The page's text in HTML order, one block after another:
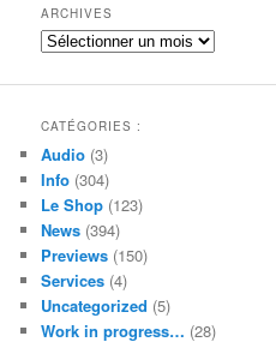
h
e
ARCHIVES
Archives
CATÉGORIES :
Audio (3)
Info (304)
Le Shop (123)
News (394)
Previews (150)
Services (4)
Uncategorized (5)
Work in progress… (28)